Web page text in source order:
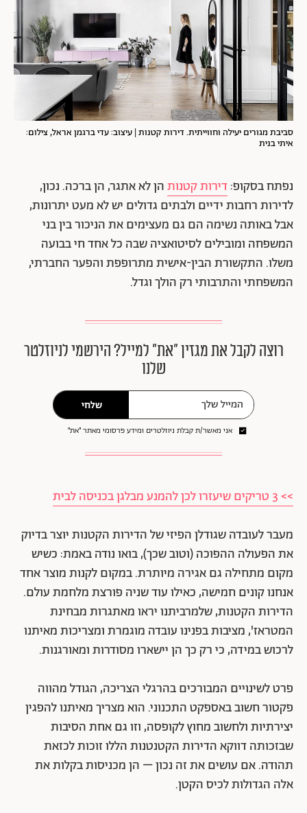
סביבת מגורים יעילה וחווייתית. דירות קטנות | עיצוב: עדי ברגמן אראל, צילום:
איתי בנית
נפתח בסקופ:דירות קטנותהן לא אתגר, הן ברכה. נכון,
לדירות רחבות ידיים ולבתים גדולים יש לא מעט יתרונות,
אבל באותה נשימה הם גם מעצימים את הניכור בין בני
המשפחה ומובילים לסיטואציה שבה כל אחד חי בבועה
משלו. התקשורת הבין-אישית מתרופפת והפער החברתי,
המשפחתי והתרבותי רק הולך וגדל.
רוצה לקבל את מגזין ״את״ למייל? הירשמי לניוזלטר
שלנו
שלחי
אני מאשר/ת קבלת ניוזלטרים ומידע פרסומי מאתר ״את״
>> 3 טריקים שיעזרו לכן להמנע מבלגן בכניסה לבית
מעבר לעובדה שגודלן הפיזי של הדירות הקטנות יוצר בדיוק
את הפעולה ההפוכה (וטוב שכך), בואו נודה באמת: כשיש
מקום מתחילה גם אגירה מיותרת. במקום לקנות מוצר אחד
אנחנו קונים חמישה, כאילו עוד שניה פורצת מלחמת עולם.
הדירות הקטנות, שלמרביתנו יראו מאתגרות מבחינת
המטראז', מציבות בפנינו עובדה מוגמרת ומצריכות מאיתנו
לרכוש במידה, כי רק כך הן יישארו מסודרות ומאורגנות.
פרט לשינויים המבורכים בהרגלי הצריכה, הגודל מהווה
פקטור חשוב באספקט התכנוני. הוא מצריך מאיתנו להפגין
יצירתיות ולחשוב מחוץ לקופסה, וזו גם אחת הסיבות
שבזכותה דווקא הדירות הקטנטנות הללו זוכות לכזאת
תהודה. אם עושים את זה נכון – הן מכניסות בקלות את
אלה הגדולות לכיס הקטן.